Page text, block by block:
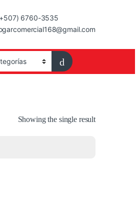
6760-3535
Showing the single result